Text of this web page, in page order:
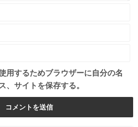
用するためブラウザーに自分の名
、サイトを保存する。